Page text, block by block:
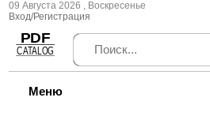
09 Августа 2026 , Воскресенье
Вход/Регистрация
Меню